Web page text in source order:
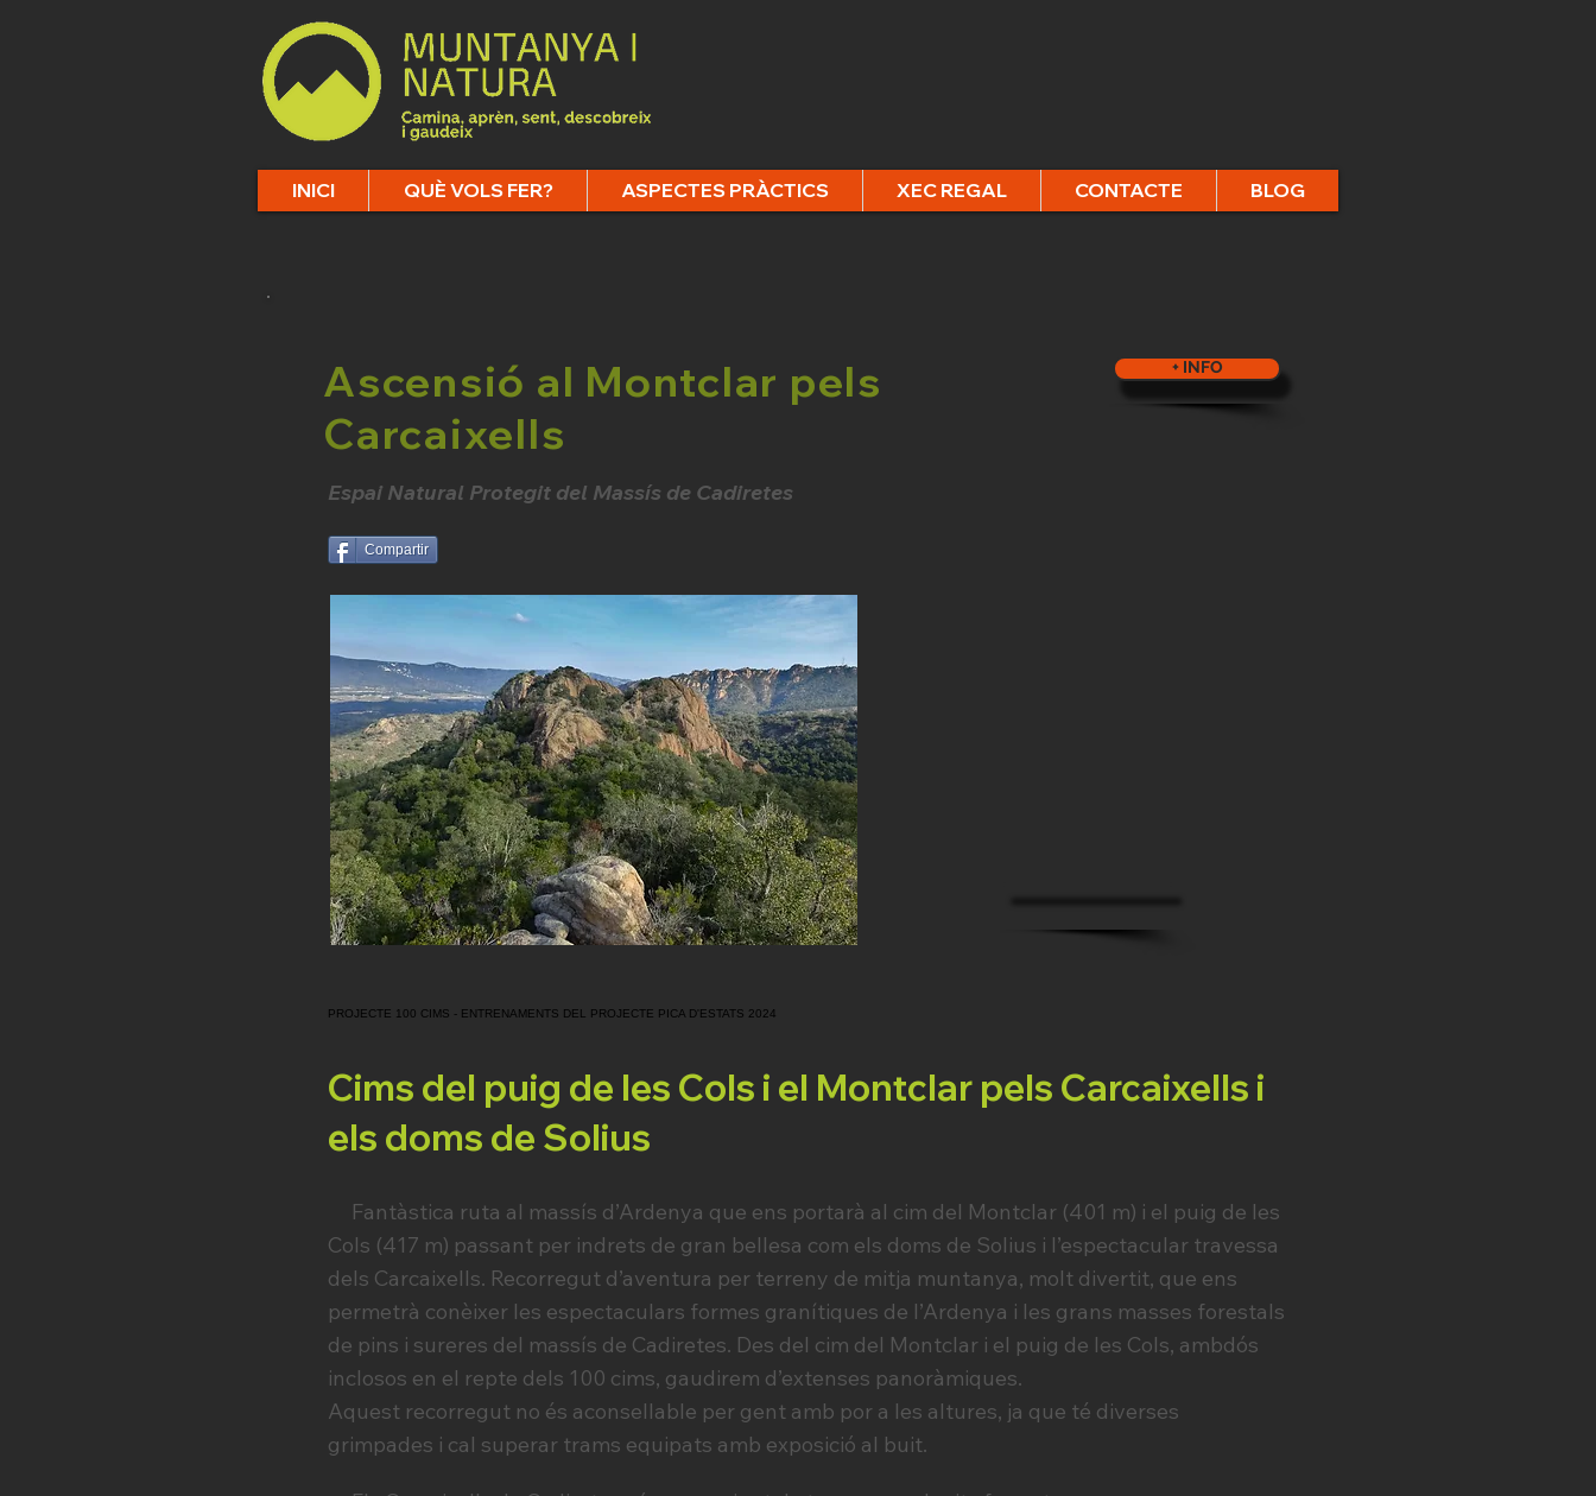
INICI QUÈ VOLS FER? ASPECTES PRÀCTICS XEC REGAL CONTACTE BLOG
Ascensió al Montclar pels
Carcaixells
+ INFO
Espai Natural Protegit del Massís de Cadiretes
Compartir
PROJECTE 100 CIMS - ENTRENAMENTS DEL PROJECTE PICA D'ESTATS 2024
Cims del puig de les Cols i el Montclar pels Carcaixells i
els doms de Solius
Fantàstica ruta al massís d’Ardenya que ens portarà al cim del Montclar (401 m) i el puig de les
Cols (417 m) passant per indrets de gran bellesa com els doms de Solius i l’espectacular travessa
dels Carcaixells. Recorregut d’aventura per terreny de mitja muntanya, molt divertit, que ens
permetrà conèixer les espectaculars formes granítiques de l’Ardenya i les grans masses forestals
de pins i sureres del massís de Cadiretes. Des del cim del Montclar i el puig de les Cols, ambdós
inclosos en el repte dels 100 cims, gaudirem d’extenses panoràmiques.
Aquest recorregut no és aconsellable per gent amb por a les altures, ja que té diverses
grimpades i cal superar trams equipats amb exposició al buit.